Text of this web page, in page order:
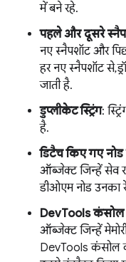
में बने रहे.
पहले और दूसरे
नए स्नैपशॉट और
हर नए स्नैपशॉट से,
जाती है.
डुप्लीकेट स्ट्रिंग:
है.
डिटैच किए गए
ऑब्जेक्ट जिन्हें सेव
डीओएम नोड उनका
DevTools
ऑब्जेक्ट जिन्हें
DevTools कंसोल